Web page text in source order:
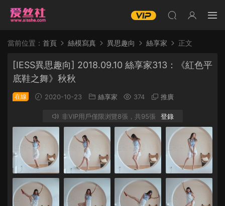
當前位置： 首頁 絲模寫真 異思趣向 絲享家 正文
[IESS異思趣向] 2018.09.10 絲享家313：《紅色平
底鞋之舞》秋秋
在線 2020-10-23 絲享家 374 推廣
非VIP用戶僅限浏覽8張，共95張 登錄